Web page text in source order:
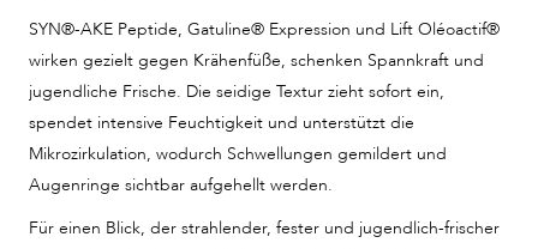
SYN®-AKE Peptide, Gatuline® Expression und Lift Oléoactif®
wirken gezielt gegen Krähenfüße, schenken Spannkraft und
jugendliche Frische. Die seidige Textur zieht sofort ein,
spendet intensive Feuchtigkeit und unterstützt die
Mikrozirkulation, wodurch Schwellungen gemildert und
Augenringe sichtbar aufgehellt werden.
Für einen Blick, der strahlender, fester und jugendlich-frischer